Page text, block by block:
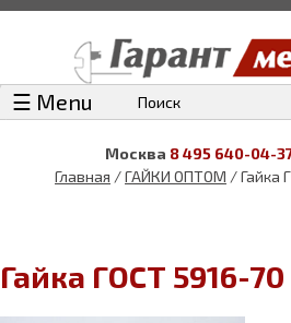
☰ Menu Поиск
Москва 8 495 640-04-
Главная /ГАЙКИ ОПТОМ / Гайка
Гайка ГОСТ 5916-